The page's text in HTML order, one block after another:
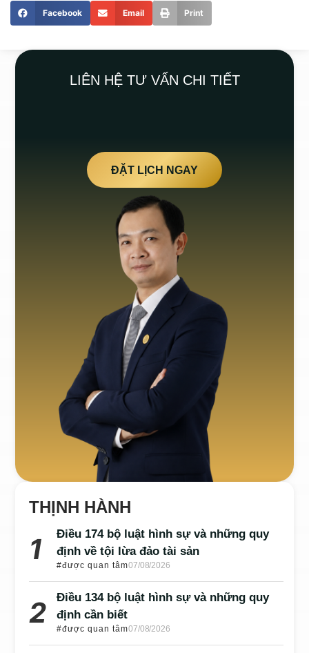
Facebook Email Print
LIÊN HỆ TƯ VẤN CHI TIẾT
ĐẶT LỊCH NGAY
THỊNH HÀNH
Điều 174 bộ luật hình sự và những quy
định về tội lừa đảo tài sản
#được quan tâm07/08/2026
Điều 134 bộ luật hình sự và những quy
định cần biết
#được quan tâm07/08/2026